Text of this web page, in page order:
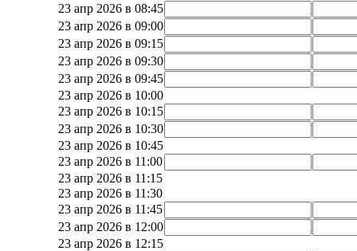
23 апр 2026 в 08:45
23 апр 2026 в 09:00
23 апр 2026 в 09:15
23 апр 2026 в 09:30
23 апр 2026 в 09:45
23 апр 2026 в 10:00
23 апр 2026 в 10:15
23 апр 2026 в 10:30
23 апр 2026 в 10:45
23 апр 2026 в 11:00
23 апр 2026 в 11:15
23 апр 2026 в 11:30
23 апр 2026 в 11:45
23 апр 2026 в 12:00
23 апр 2026 в 12:15